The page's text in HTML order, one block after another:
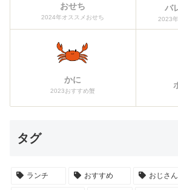
おせち
2024年オススメおせち
バ
2023
かに
2023おすすめ蟹
タグ
ランチ おすすめ おじさ